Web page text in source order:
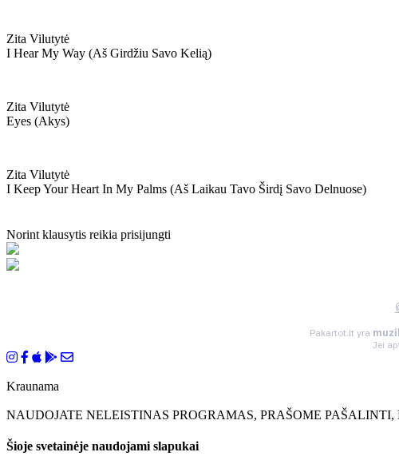
Zita Vilutytė
I Hear My Way (aš Girdžiu Savo Kelią)
Zita Vilutytė
Eyes (akys)
Zita Vilutytė
I Keep Your Heart In My Palms (aš Laikau Tavo Širdį Savo Delnuose)
Norint klausytis reikia prisijungti
Pakartot.lt yra
Jei
Kraunama
NAUDOJATE NELEISTINAS PROGRAMAS, PRAŠOME
Šioje svetainėje naudojami slapukai